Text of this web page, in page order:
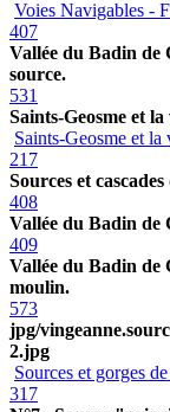
Voies Navigables -
407
Vallée du Badin
source.
531
Saints-Geosme et
Saints-Geosme et
217
Sources et
408
Vallée du Badin de
409
Vallée du Badin de
moulin.
573
jpg/
2.jpg
Sources et gorges
317